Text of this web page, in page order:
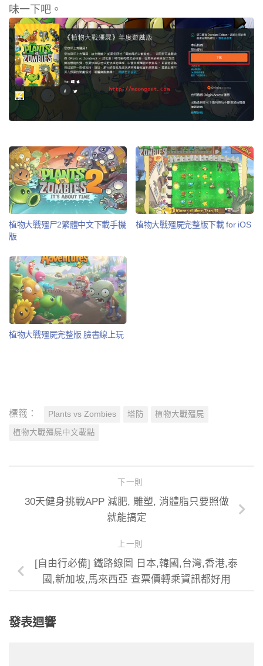
味一下吧。
植物大戰殭尸2繁體中文下載手機
版
植物大戰殭屍完整版下載 for iOS
植物大戰殭屍完整版 臉書線上玩
標籤： Plants vs Zombies 塔防 植物大戰殭屍
植物大戰殭屍中文載點
下一則
30天健身挑戰APP 減肥, 雕塑, 消體脂只要照做
就能搞定
上一則
[自由行必備] 鐵路線圖 日本,韓國,台灣,香港,泰
國,新加坡,馬來西亞 查票價轉乘資訊都好用
發表迴響